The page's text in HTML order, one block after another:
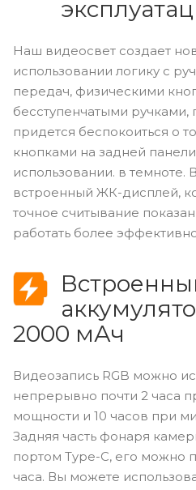
Наш видеосвет создает
использовании логику с
передач, физическими
бесступенчатыми ручками,
придется беспокоиться о
кнопками на задней
использовании. в темноте.
встроенный ЖК-дисплей,
точное считывание
работать более
2000 мАч
Видеозапись RGB можно
непрерывно почти 2 часа
мощности и 10 часов при
Задняя часть фонаря
портом Type-C, его можно
часа. Вы можете